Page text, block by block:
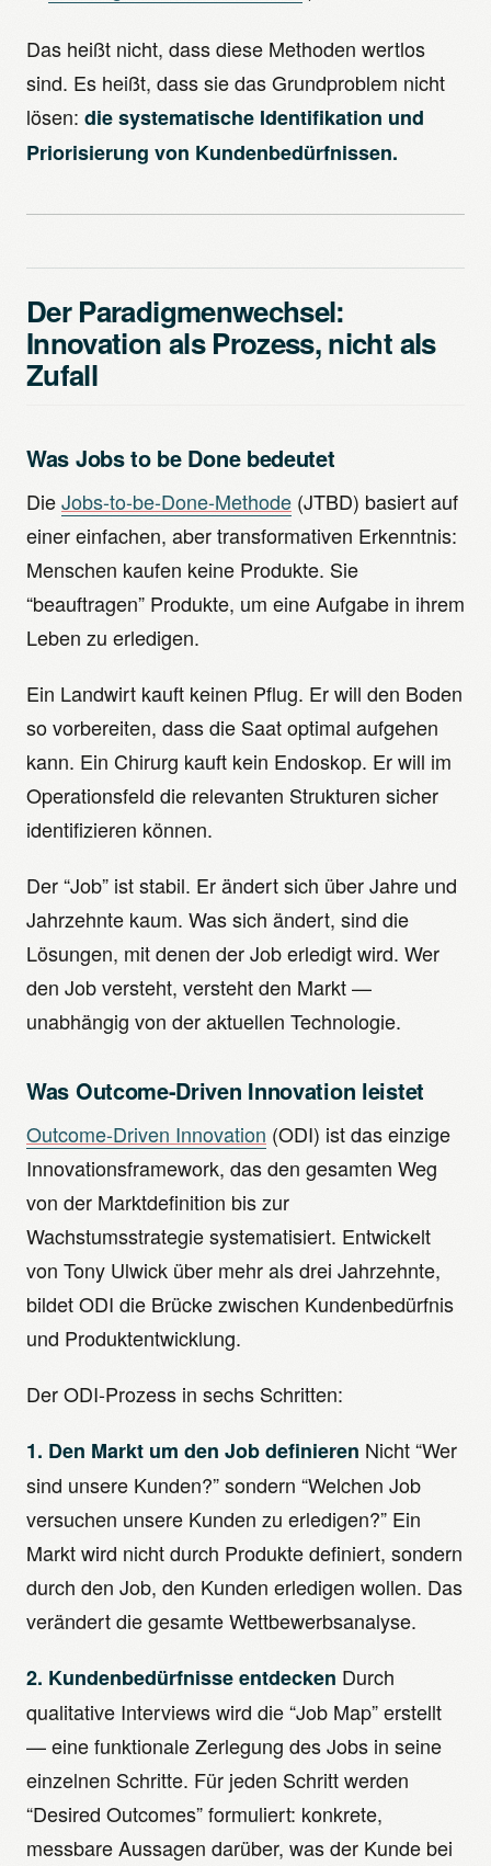
Das heißt nicht, dass diese Methoden wertlos
sind. Es heißt, dass sie das Grundproblem nicht
lösen: die systematische Identifikation und
Priorisierung von Kundenbedürfnissen.
Der Paradigmenwechsel:
Innovation als Prozess, nicht als
Zufall
Was Jobs to be Done bedeutet
DieJobs-to-be-Done-Methode (JTBD) basiert auf
einer einfachen, aber transformativen Erkenntnis:
Menschen kaufen keine Produkte. Sie
“beauftragen” Produkte, um eine Aufgabe in ihrem
Leben zu erledigen.
Ein Landwirt kauft keinen Pflug. Er will den Boden
so vorbereiten, dass die Saat optimal aufgehen
kann. Ein Chirurg kauft kein Endoskop. Er will im
Operationsfeld die relevanten Strukturen sicher
identifizieren können.
Der “Job” ist stabil. Er ändert sich über Jahre und
Jahrzehnte kaum. Was sich ändert, sind die
Lösungen, mit denen der Job erledigt wird. Wer
den Job versteht, versteht den Markt —
unabhängig von der aktuellen Technologie.
Was Outcome-Driven Innovation leistet
Outcome-Driven Innovation (ODI) ist das einzige
Innovationsframework, das den gesamten Weg
von der Marktdefinition bis zur
Wachstumsstrategie systematisiert. Entwickelt
von Tony Ulwick über mehr als drei Jahrzehnte,
bildet ODI die Brücke zwischen Kundenbedürfnis
und Produktentwicklung.
Der ODI-Prozess in sechs Schritten:
1. Den Markt um den Job definieren Nicht “Wer
sind unsere Kunden?” sondern “Welchen Job
versuchen unsere Kunden zu erledigen?” Ein
Markt wird nicht durch Produkte definiert, sondern
durch den Job, den Kunden erledigen wollen. Das
verändert die gesamte Wettbewerbsanalyse.
2. Kundenbedürfnisse entdecken Durch
qualitative Interviews wird die “Job Map” erstellt
— eine funktionale Zerlegung des Jobs in seine
einzelnen Schritte. Für jeden Schritt werden
“Desired Outcomes” formuliert: konkrete,
messbare Aussagen darüber, was der Kunde bei